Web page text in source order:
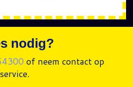
nodig?
of neem contact op